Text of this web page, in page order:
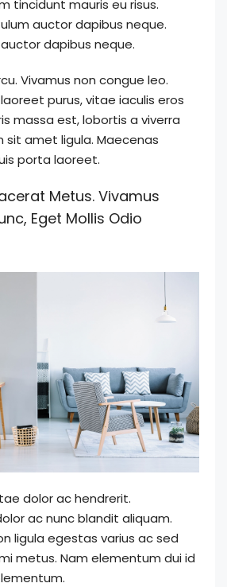
tincidunt mauris eu risus.
auctor dapibus neque.
dapibus neque.
Vivamus non congue leo.
purus, vitae iaculis eros
massa est, lobortis a viverra
amet ligula. Maecenas
porta laoreet.
Metus. Vivamus
Eget Mollis Odio
dolor ac hendrerit.
ac nunc blandit aliquam.
ligula egestas varius ac sed
metus. Nam elementum dui id